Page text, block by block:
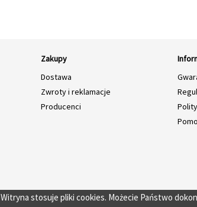
Zakupy
Dostawa
Zwroty i reklamacje
Producenci
Witryna stosuje pliki cookies. Możecie Państwo